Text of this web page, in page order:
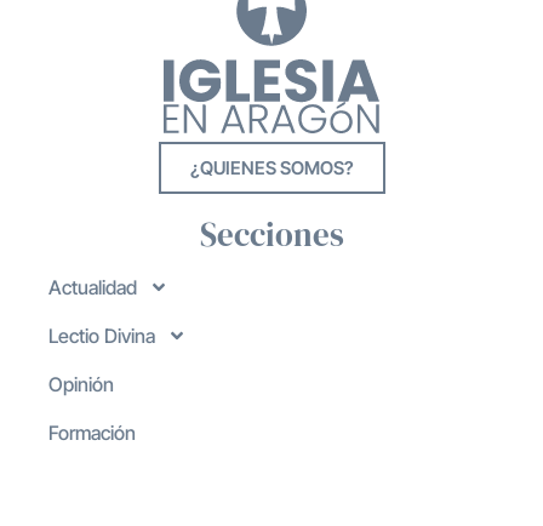
¿QUIENES SOMOS?
Secciones
Actualidad
Lectio Divina
Opinión
Formación